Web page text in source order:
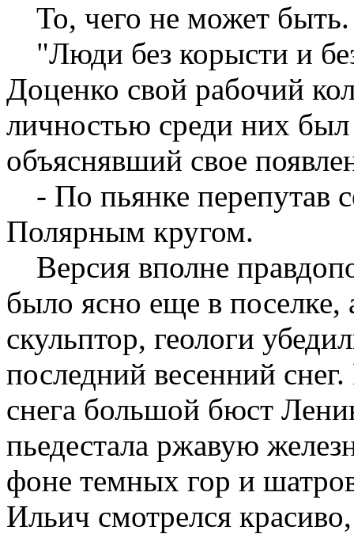
То, чего не может быть.
"Люди без корысти и
Доценко свой рабочий
личностью среди них был
объяснявший свое
- По пьянке перепутав
Полярным кругом.
Версия вполне
было ясно еще в поселке,
скульптор, геологи
последний весенний
снега большой бюст
пьедестала ржавую
фоне темных гор и
Ильич смотрелся